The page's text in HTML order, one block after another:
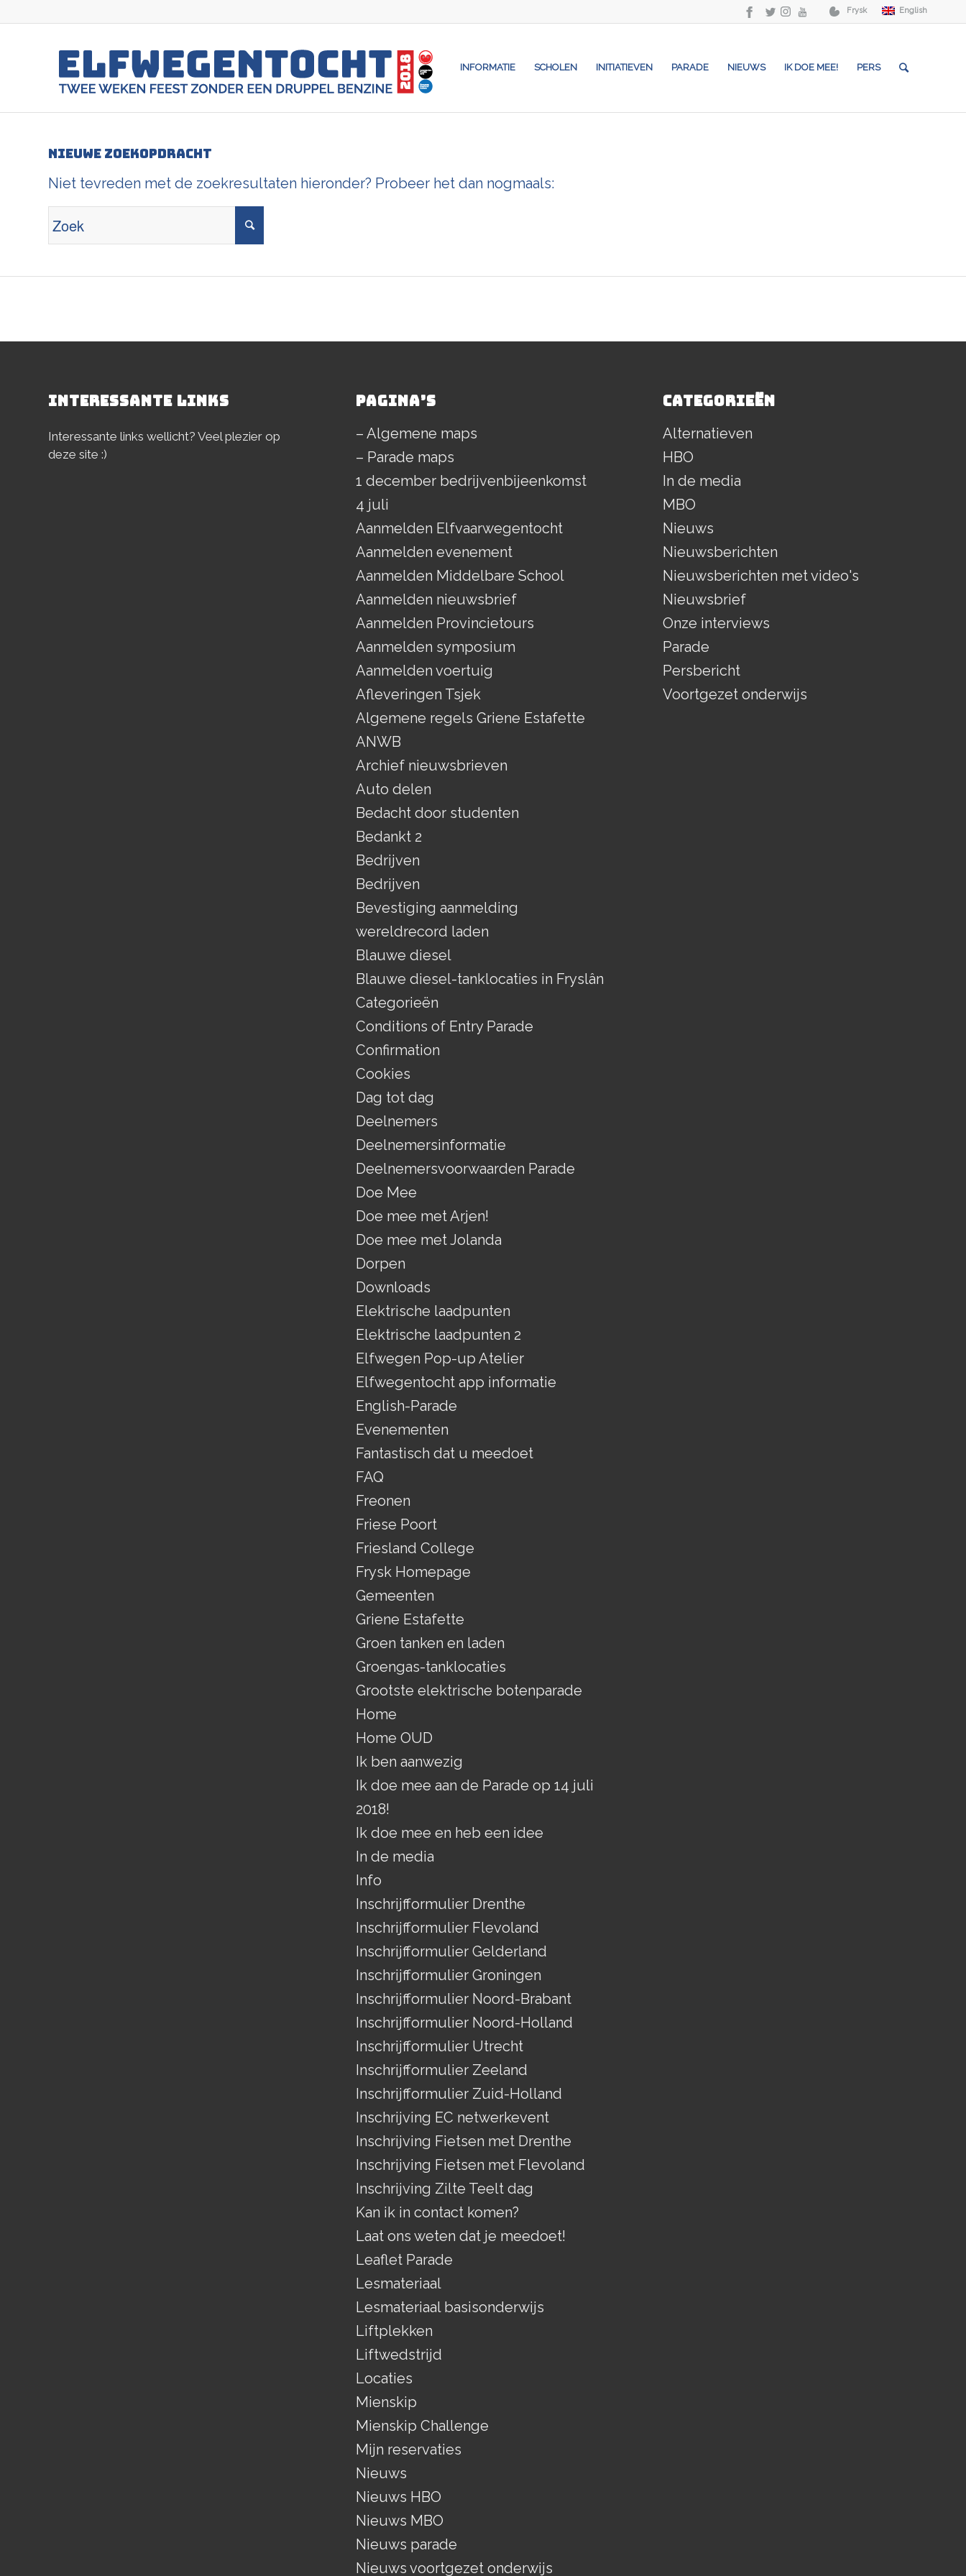
Frysk English
INFORMATIE SCHOLEN INITIATIEVEN PARADE NIEUWS IK DOE MEE! PERS
Nieuwe zoekopdracht
Niet tevreden met de zoekresultaten hieronder? Probeer het dan nogmaals:
INTERESSANTE LINKS
Interessante links wellicht? Veel plezier op
deze site :)
PAGINA’S
– Algemene maps
– Parade maps
1 december bedrijvenbijeenkomst
4 juli
Aanmelden Elfvaarwegentocht
Aanmelden evenement
Aanmelden Middelbare School
Aanmelden nieuwsbrief
Aanmelden Provincietours
Aanmelden symposium
Aanmelden voertuig
Afleveringen Tsjek
Algemene regels Griene Estafette
ANWB
Archief nieuwsbrieven
Auto delen
Bedacht door studenten
Bedankt 2
Bedrijven
Bedrijven
Bevestiging aanmelding
wereldrecord laden
Blauwe diesel
Blauwe diesel-tanklocaties in Fryslân
Categorieën
Conditions of Entry Parade
Confirmation
Cookies
Dag tot dag
Deelnemers
Deelnemersinformatie
Deelnemersvoorwaarden Parade
Doe Mee
Doe mee met Arjen!
Doe mee met Jolanda
Dorpen
Downloads
Elektrische laadpunten
Elektrische laadpunten 2
Elfwegen Pop-up Atelier
Elfwegentocht app informatie
English-Parade
Evenementen
Fantastisch dat u meedoet
FAQ
Freonen
Friese Poort
Friesland College
Frysk Homepage
Gemeenten
Griene Estafette
Groen tanken en laden
Groengas-tanklocaties
Grootste elektrische botenparade
Home
Home OUD
Ik ben aanwezig
Ik doe mee aan de Parade op 14 juli
2018!
Ik doe mee en heb een idee
In de media
Info
Inschrijfformulier Drenthe
Inschrijfformulier Flevoland
Inschrijfformulier Gelderland
Inschrijfformulier Groningen
Inschrijfformulier Noord-Brabant
Inschrijfformulier Noord-Holland
Inschrijfformulier Utrecht
Inschrijfformulier Zeeland
Inschrijfformulier Zuid-Holland
Inschrijving EC netwerkevent
Inschrijving Fietsen met Drenthe
Inschrijving Fietsen met Flevoland
Inschrijving Zilte Teelt dag
Kan ik in contact komen?
Laat ons weten dat je meedoet!
Leaflet Parade
Lesmateriaal
Lesmateriaal basisonderwijs
Liftplekken
Liftwedstrijd
Locaties
Mienskip
Mienskip Challenge
Mijn reservaties
Nieuws
Nieuws HBO
Nieuws MBO
Nieuws parade
Nieuws voortgezet onderwijs
CATEGORIEËN
Alternatieven
HBO
In de media
MBO
Nieuws
Nieuwsberichten
Nieuwsberichten met video's
Nieuwsbrief
Onze interviews
Parade
Persbericht
Voortgezet onderwijs